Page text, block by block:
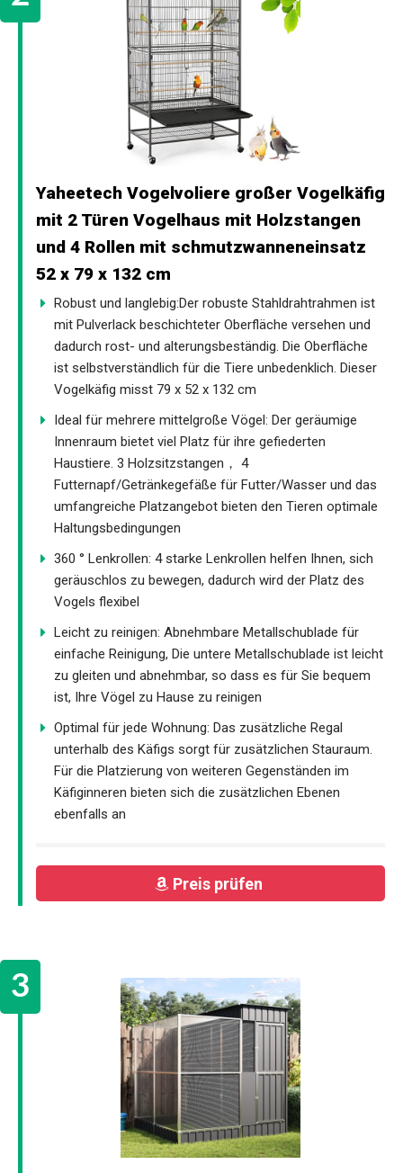
Yaheetech Vogelvoliere großer Vogelkäfig
mit 2 Türen Vogelhaus mit Holzstangen
und 4 Rollen mit schmutzwanneneinsatz
52 x 79 x 132 cm
Robust und langlebig:Der robuste Stahldrahtrahmen ist
mit Pulverlack beschichteter Oberfläche versehen und
dadurch rost- und alterungsbeständig. Die Oberfläche
ist selbstverständlich für die Tiere unbedenklich. Dieser
Vogelkäfig misst 79 x 52 x 132 cm
Ideal für mehrere mittelgroße Vögel: Der geräumige
Innenraum bietet viel Platz für ihre gefiederten
Haustiere. 3 Holzsitzstangen， 4
Futternapf/Getränkegefäße für Futter/Wasser und das
umfangreiche Platzangebot bieten den Tieren optimale
Haltungsbedingungen
360 ° Lenkrollen: 4 starke Lenkrollen helfen Ihnen, sich
geräuschlos zu bewegen, dadurch wird der Platz des
Vogels flexibel
Leicht zu reinigen: Abnehmbare Metallschublade für
einfache Reinigung, Die untere Metallschublade ist leicht
zu gleiten und abnehmbar, so dass es für Sie bequem
ist, Ihre Vögel zu Hause zu reinigen
Optimal für jede Wohnung: Das zusätzliche Regal
unterhalb des Käfigs sorgt für zusätzlichen Stauraum.
Für die Platzierung von weiteren Gegenständen im
Käfiginneren bieten sich die zusätzlichen Ebenen
ebenfalls an
Preis prüfen